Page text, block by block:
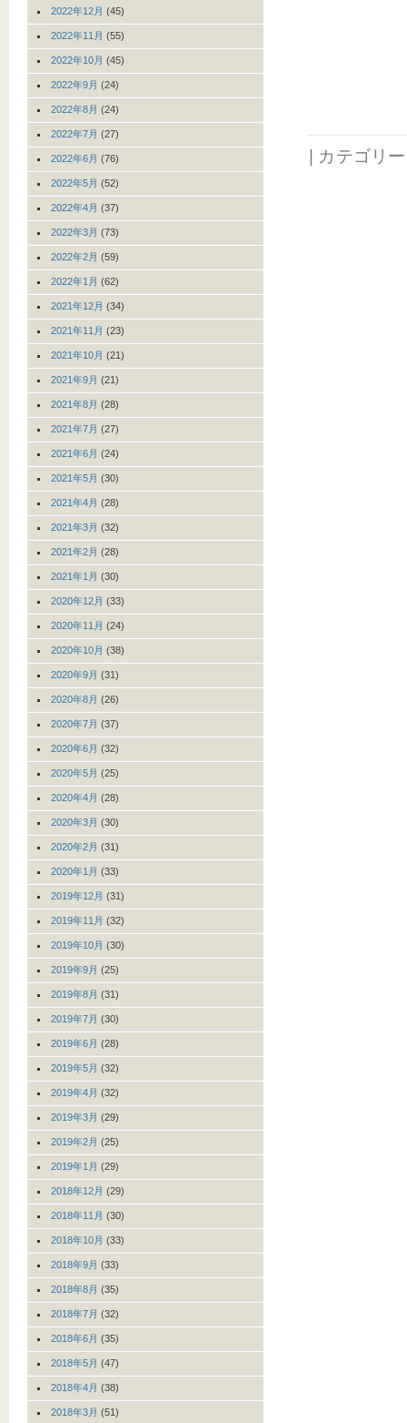
| カテゴリ
2022年12月 (45)
2022年11月 (55)
2022年10月 (45)
2022年9月 (24)
2022年8月 (24)
2022年7月 (27)
2022年6月 (76)
2022年5月 (52)
2022年4月 (37)
2022年3月 (73)
2022年2月 (59)
2022年1月 (62)
2021年12月 (34)
2021年11月 (23)
2021年10月 (21)
2021年9月 (21)
2021年8月 (28)
2021年7月 (27)
2021年6月 (24)
2021年5月 (30)
2021年4月 (28)
2021年3月 (32)
2021年2月 (28)
2021年1月 (30)
2020年12月 (33)
2020年11月 (24)
2020年10月 (38)
2020年9月 (31)
2020年8月 (26)
2020年7月 (37)
2020年6月 (32)
2020年5月 (25)
2020年4月 (28)
2020年3月 (30)
2020年2月 (31)
2020年1月 (33)
2019年12月 (31)
2019年11月 (32)
2019年10月 (30)
2019年9月 (25)
2019年8月 (31)
2019年7月 (30)
2019年6月 (28)
2019年5月 (32)
2019年4月 (32)
2019年3月 (29)
2019年2月 (25)
2019年1月 (29)
2018年12月 (29)
2018年11月 (30)
2018年10月 (33)
2018年9月 (33)
2018年8月 (35)
2018年7月 (32)
2018年6月 (35)
2018年5月 (47)
2018年4月 (38)
2018年3月 (51)